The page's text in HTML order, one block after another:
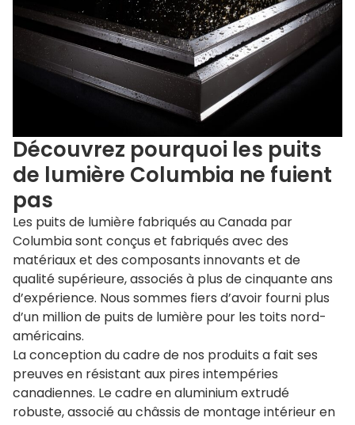
Découvrez pourquoi les puits
de lumière Columbia ne fuient
pas
Les puits de lumière fabriqués au Canada par
Columbia sont conçus et fabriqués avec des
matériaux et des composants innovants et de
qualité supérieure, associés à plus de cinquante ans
d’expérience. Nous sommes fiers d’avoir fourni plus
d’un million de puits de lumière pour les toits nord-
américains.
La conception du cadre de nos produits a fait ses
preuves en résistant aux pires intempéries
canadiennes. Le cadre en aluminium extrudé
robuste, associé au châssis de montage intérieur en